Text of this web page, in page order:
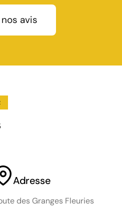
avis
Adresse
des Granges Fleuries